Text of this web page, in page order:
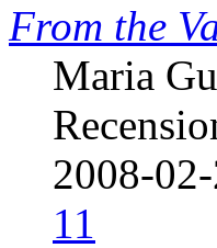
From the
Maria
2008-02-
11